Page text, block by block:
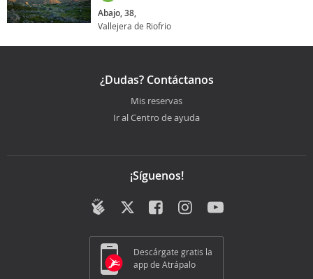
Abajo, 38,
Vallejera de Riofrio
¿Dudas? Contáctanos
Mis reservas
Ir al Centro de ayuda
¡Síguenos!
Descárgate gratis la
app de Atrápalo